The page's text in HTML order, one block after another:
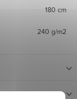
180 cm
240 g/m2